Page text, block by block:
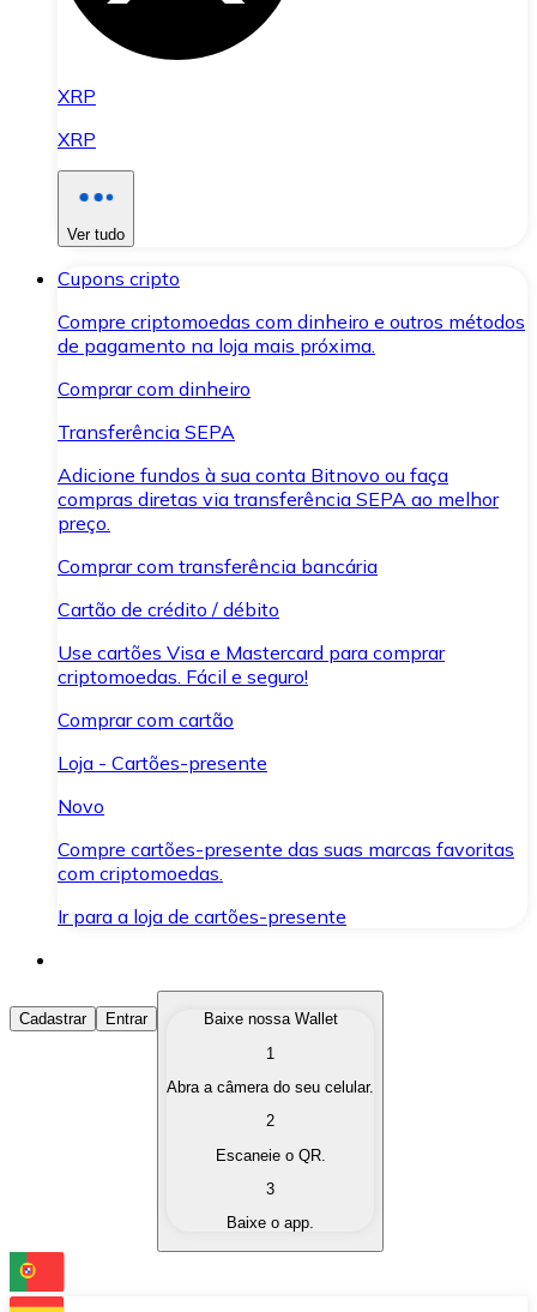
XRP
XRP
Ver tudo
Cupons cripto
Compre criptomoedas com dinheiro e outros métodos
de pagamento na loja mais próxima.
Comprar com dinheiro
Transferência SEPA
Adicione fundos à sua conta Bitnovo ou faça
compras diretas via transferência SEPA ao melhor
preço.
Comprar com transferência bancária
Cartão de crédito / débito
Use cartões Visa e Mastercard para comprar
criptomoedas. Fácil e seguro!
Comprar com cartão
Loja - Cartões-presente
Novo
Compre cartões-presente das suas marcas favoritas
com criptomoedas.
Ir para a loja de cartões-presente
Comprar Criptomoedas
Compre as criptomoedas de seu interesse de forma
Converta suas criptomoedas em moeda fiduciária
Troque uma criptomoeda por outra
Cadastrar Entrar
Baixe nossa Wallet
1
Abra a câmera do seu celular.
2
Escaneie o QR.
3
Baixe o app.